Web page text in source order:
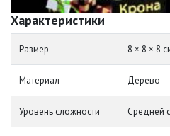
Характеристики
Размер 8 × 8 × 8
Материал Дерево
Уровень сложности Средней